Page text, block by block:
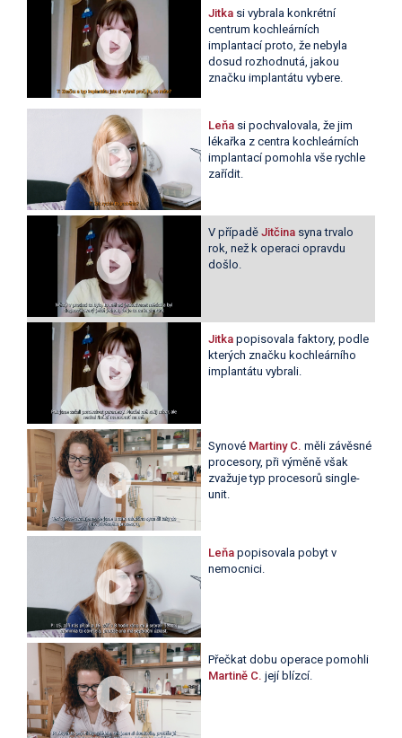
Jitka si vybrala konkrétní
centrum kochleárních
implantací proto, že nebyla
dosud rozhodnutá, jakou
značku implantátu vybere.
Leňa si pochvalovala, že jim
lékařka z centra kochleárních
implantací pomohla vše rychle
zařídit.
V případě Jitčinasyna trvalo
rok, než k operaci opravdu
došlo.
Jitka popisovala faktory, podle
kterých značku kochleárního
implantátu vybrali.
Synové Martiny C. měli závěsné
procesory, při výměně však
zvažuje typ procesorů single-
unit.
Leňa popisovala pobyt v
nemocnici.
Přečkat dobu operace pomohli
Martině C. její blízcí.